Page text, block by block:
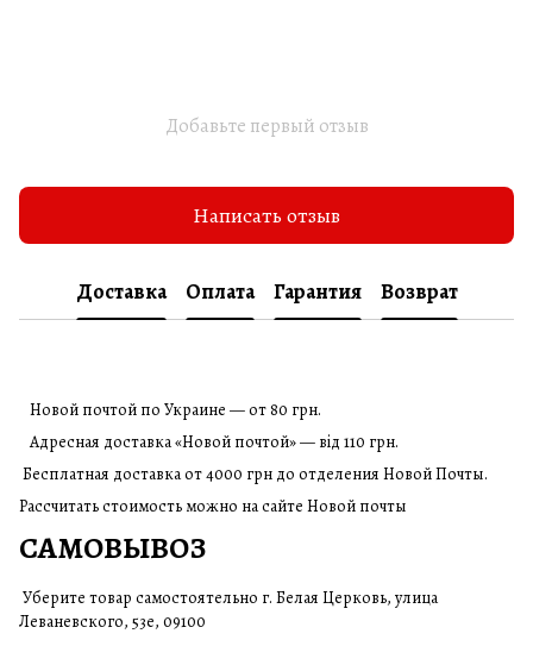
Добавьте первый отзыв
Написать отзыв
Доставка Оплата Гарантия Возврат
Новой почтой по Украине — от 80 грн.
Адресная доставка «Новой почтой» — від 110 грн.
Бесплатная доставка от 4000 грн до отделения Новой Почты.
Рассчитать стоимость можно на сайте Новой почты
САМОВЫВОЗ
Уберите товар самостоятельно г. Белая Церковь, улица
Леваневского, 53е, 09100